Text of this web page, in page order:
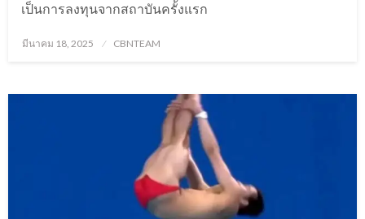
เป็นการลงทุนจากสถาบันครั้งแรก
Posted
มีนาคม 18, 2025 CBNTEAM